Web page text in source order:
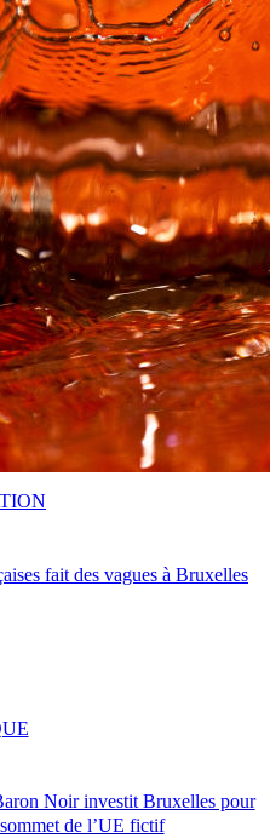
fait des vagues à Bruxelles
Noir investit Bruxelles pour
de l’UE fictif